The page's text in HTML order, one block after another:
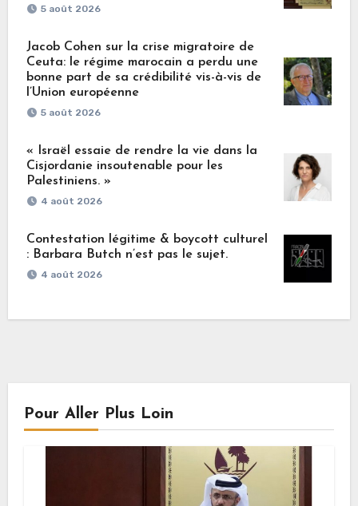
5 août 2026
Jacob Cohen sur la crise migratoire de
Ceuta: le régime marocain a perdu une
bonne part de sa crédibilité vis-à-vis de
l’Union européenne
5 août 2026
« Israël essaie de rendre la vie dans la
Cisjordanie insoutenable pour les
Palestiniens. »
4 août 2026
Contestation légitime & boycott culturel
: Barbara Butch n’est pas le sujet.
4 août 2026
Pour Aller Plus Loin